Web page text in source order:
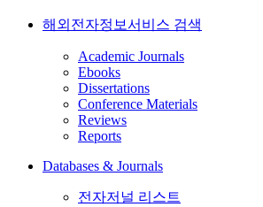
해외전자정보서비스 검색
Academic Journals
Ebooks
Dissertations
Conference Materials
Reviews
Reports
Databases & Journals
전자저널 리스트